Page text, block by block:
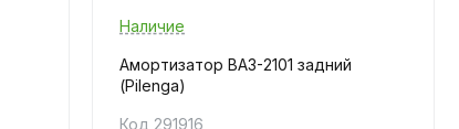
Наличие
Амортизатор ВАЗ-2101 задний
(Pilenga)
Код 291916